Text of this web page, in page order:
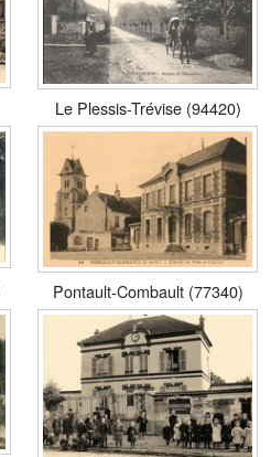
Le Plessis-Trévise (94420)
Pontault-Combault (77340)